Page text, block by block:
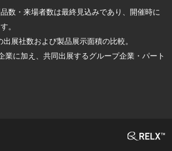
数・来場者数は最終見込みであり、開催時に
。
展社数および製品展示面積の比較。
業に加え、共同出展するグループ企業・パート